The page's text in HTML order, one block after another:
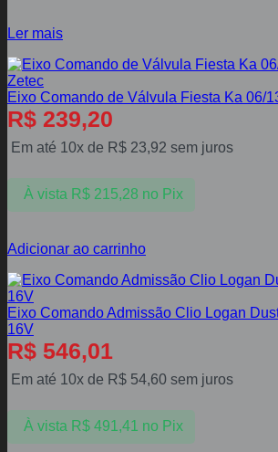
Ler mais
Eixo Comando de Válvula Fiesta Ka 06/
R$ 239,20
Em até 10x de R$ 23,92 sem juros
À vista R$215,28 no Pix
Adicionar ao carrinho
Eixo Comando Admissão Clio Logan
16V
R$ 546,01
Em até 10x de R$ 54,60 sem juros
À vista R$491,41 no Pix